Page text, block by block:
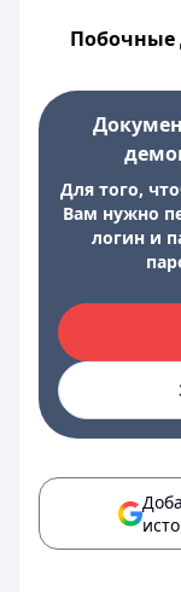
Побочные
Для того,
Вам нужно
логин и